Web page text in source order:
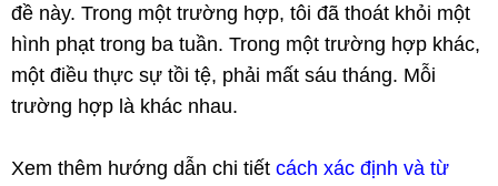
đề này. Trong một trường hợp, tôi đã thoát khỏi một
hình phạt trong ba tuần. Trong một trường hợp khác,
một điều thực sự tồi tệ, phải mất sáu tháng. Mỗi
trường hợp là khác nhau.
Xem thêm hướng dẫn chi tiết cách xác định và từ